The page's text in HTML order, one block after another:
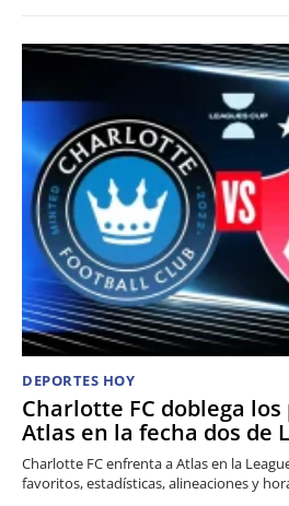
DEPORTES HOY
Charlotte FC doblega
Atlas en la fecha dos de
Charlotte FC enfrenta a Atlas en la
favoritos, estadísticas, alineaciones y